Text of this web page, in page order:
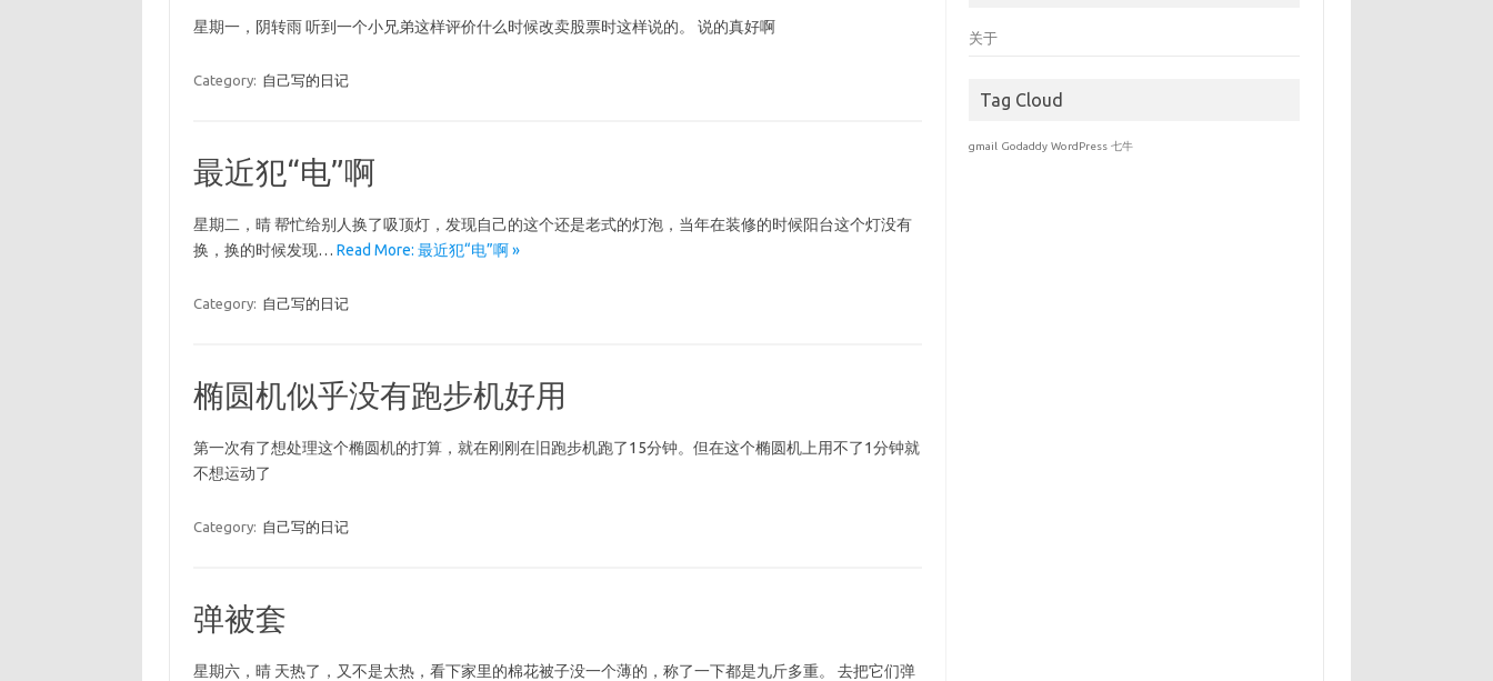
星期一，阴转雨 听到一个小兄弟这样评价什么时候改卖股票时这样说的。 说的真好啊
Category: 自己写的日记
最近犯“电”啊
星期二，晴 帮忙给别人换了吸顶灯，发现自己的这个还是老式的灯泡，当年在装修的时候阳台这个灯没有
换，换的时候发现… Read More: 最近犯“电”啊 »
Category: 自己写的日记
椭圆机似乎没有跑步机好用
第一次有了想处理这个椭圆机的打算，就在刚刚在旧跑步机跑了15分钟。但在这个椭圆机上用不了1分钟就
不想运动了
Category: 自己写的日记
弹被套
星期六，晴 天热了，又不是太热，看下家里的棉花被子没一个薄的，称了一下都是九斤多重。 去把它们弹
关于
Tag Cloud
gmail Godaddy WordPress 七牛